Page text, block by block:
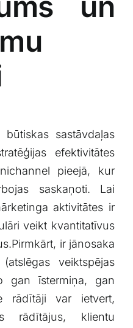
​sastāvdaļas⁣
efektivitātes
pieejā, kur
saskaņoti. Lai
aktivitātes ir
veikt kvantitatīvus
ir jānosaka
veiktspējas⁢
⁣gan⁢ īstermiņa, gan
rādītāji var ietvert,
rādītājus, klientu